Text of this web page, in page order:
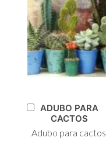
Adicionar
Carrinho
ADUBO PARA
CACTOS
Adubo para cactos.